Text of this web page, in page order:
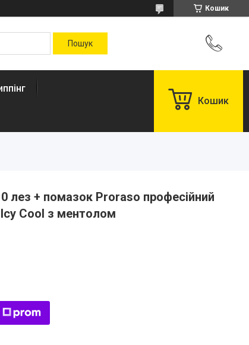
Кошик
Кошик
лез + помазок Proraso професійний
Icy Cool з ментолом